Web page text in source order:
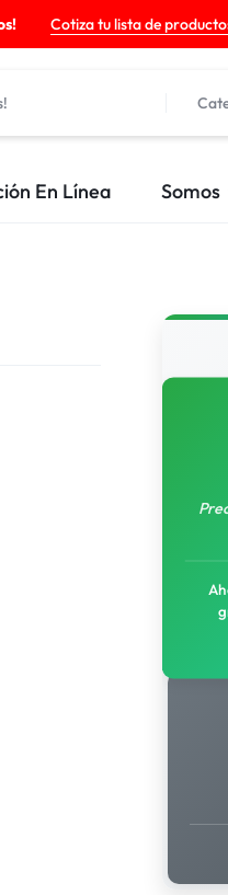
Cotiza tu lista de
En Línea Somos